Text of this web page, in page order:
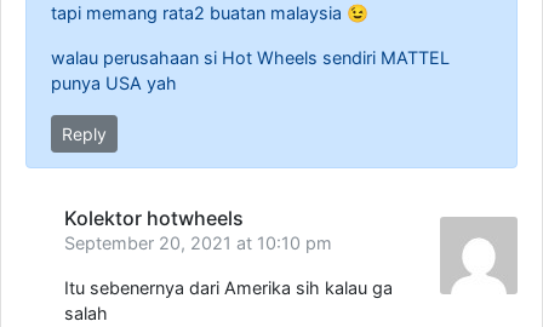
tapi memang rata2 buatan malaysia 😉
walau perusahaan si Hot Wheels sendiri MATTEL
punya USA yah
Reply
Kolektor hotwheels
September 20, 2021 at 10:10 pm
Itu sebenernya dari Amerika sih kalau ga
salah